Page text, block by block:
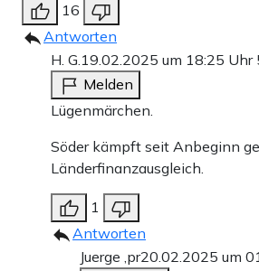
16
Antworten
H. G.19.02.2025 um 18:25 Uhr
Melden
Lügenmärchen.
Söder kämpft seit Anbeginn
Länderfinanzausgleich.
1
Antworten
Juerge ,pr20.02.2025 um